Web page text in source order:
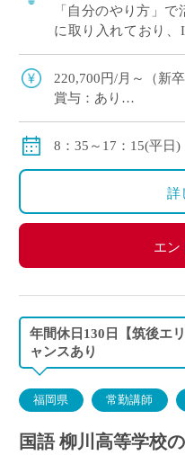
「自分のやり方」
に取り入れており
ています。 「最新
220,700円/月～（新
賞与：あり
保険：私学共済 社
◇モデル年収
30歳の場合：約
8：35～17：15(平
詳
エン
年間休日130日【筑後エ
ャンスあり
福岡県 常勤講師
国語 柳川高等学校